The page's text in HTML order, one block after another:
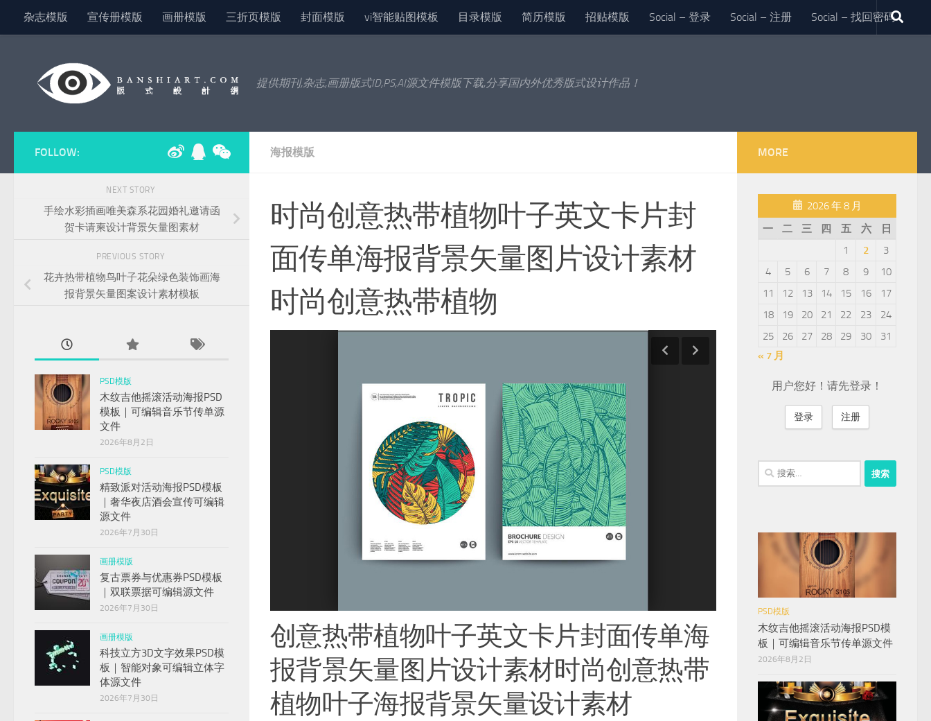
Skip to content
杂志模版 宣传册模版 画册模版 三折页模版 封面模版 vi智能贴图模板 目录模版 简历模版 招贴模版 Social – 登录 Social – 注册 Social – 找回密码
提供期刊,杂志,画册版式ID,PS,AI源文件模版下载,分享国内外优秀版式设计作品！
海报模版
时尚创意热带植物叶子英文卡片封
面传单海报背景矢量图片设计素材
时尚创意热带植物
1 2 3 4 5
创意热带植物叶子英文卡片封面传单海
报背景矢量图片设计素材时尚创意热带
植物叶子海报背景矢量设计素材
FOLLOW:
NEXT STORY
手绘水彩插画唯美森系花园婚礼邀请函
贺卡请柬设计背景矢量图素材
PREVIOUS STORY
花卉热带植物鸟叶子花朵绿色装饰画海
报背景矢量图案设计素材模板
PSD模版
木纹吉他摇滚活动海报PSD
模板｜可编辑音乐节传单源
文件
2026年8月2日
PSD模版
精致派对活动海报PSD模板
｜奢华夜店酒会宣传可编辑
源文件
2026年7月30日
画册模版
复古票券与优惠券PSD模板
｜双联票据可编辑源文件
2026年7月30日
画册模版
科技立方3D文字效果PSD模
板｜智能对象可编辑立体字
体源文件
2026年7月30日
MORE
2026 年 8 月
一
二 三 四 五 六
日
1
2
3
4
5 6 7 8 9
10
11
12 13 14 15 16
17
18
19 20 21 22 23
24
25
26 27 28 29 30
31
« 7 月
用户您好！请先登录！
登录 注册
搜
索：
PSD模版
木纹吉他摇滚活动海报PSD模
板｜可编辑音乐节传单源文件
2026年8月2日